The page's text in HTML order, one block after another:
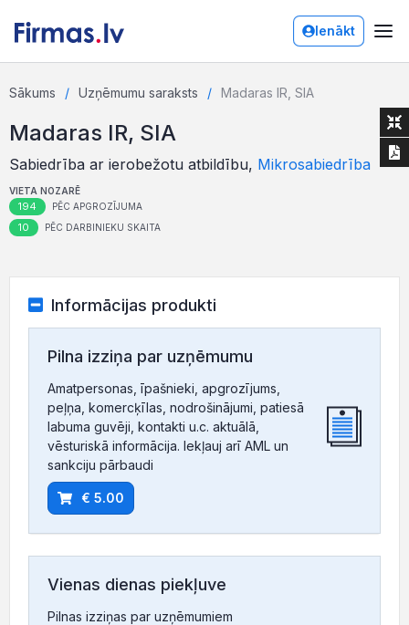
Ienākt
Sākums Uzņēmumu saraksts Madaras IR, SIA
Madaras IR, SIA
Sabiedrība ar ierobežotu atbildību, Mikrosabiedrība
VIETA NOZARĒ
194 PĒC APGROZĪJUMA
10 PĒC DARBINIEKU SKAITA
Informācijas produkti
Pilna izziņa par uzņēmumu
Amatpersonas, īpašnieki, apgrozījums,
peļņa, komercķīlas, nodrošinājumi, patiesā
labuma guvēji, kontakti u.c. aktuālā,
vēsturiskā informācija. Iekļauj arī AML un
sankciju pārbaudi
€ 5.00
Vienas dienas piekļuve
Pilnas izziņas par uzņēmumiem